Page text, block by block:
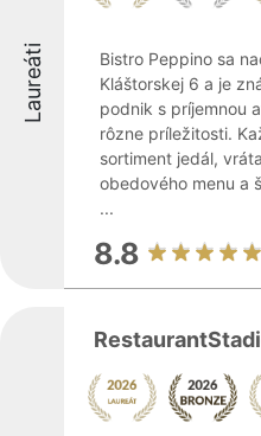
Laureáti
Bistro Peppino sa
Kláštorskej 6 a je
podnik s príjemnou
rôzne príležitosti.
sortiment jedál,
obedového menu a
...
8.8